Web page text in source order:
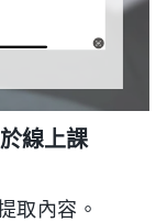
線上課
取內容。